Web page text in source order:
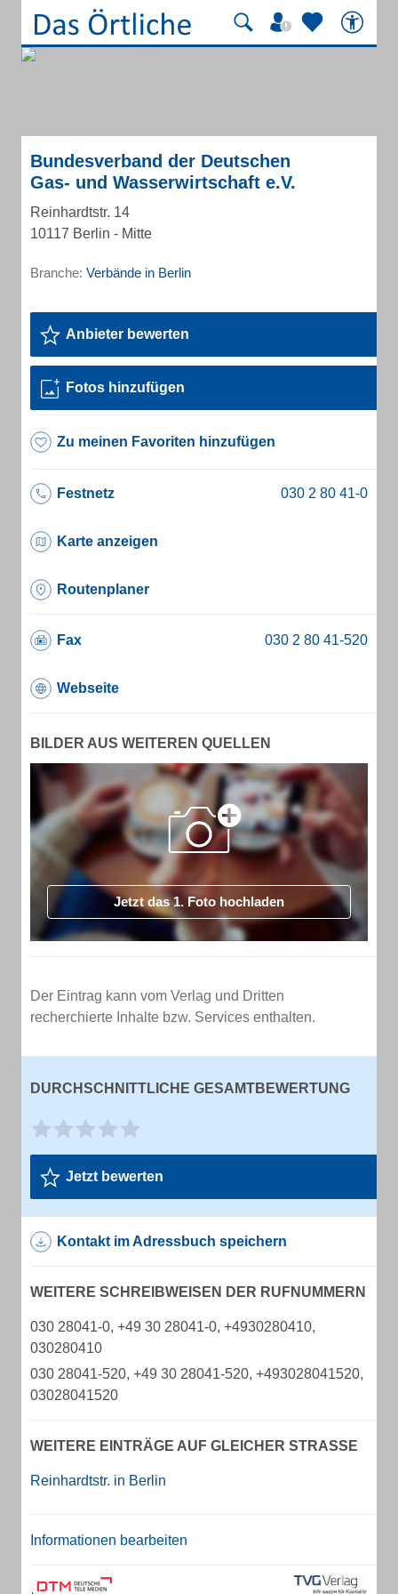
Bundesverband der Deutschen
Gas- und Wasserwirtschaft e.V.
Reinhardtstr. 14
10117 Berlin - Mitte
Branche: Verbände in Berlin
Anbieter bewerten
Fotos hinzufügen
Zu meinen Favoriten hinzufügen
Festnetz
Karte anzeigen
Routenplaner
Fax
Webseite
BILDER AUS WEITEREN QUELLEN
Jetzt das 1. Foto hochladen
Der Eintrag kann vom Verlag und Dritten
recherchierte Inhalte bzw. Services enthalten.
DURCHSCHNITTLICHE GESAMTBEWERTUNG
Jetzt bewerten
Kontakt im Adressbuch speichern
WEITERE SCHREIBWEISEN DER RUFNUMMERN
030 28041-0, +49 30 28041-0, +4930280410,
030280410
030 28041-520, +49 30 28041-520, +493028041520,
03028041520
WEITERE EINTRÄGE AUF GLEICHER STRASSE
Reinhardtstr. in Berlin
Informationen bearbeiten